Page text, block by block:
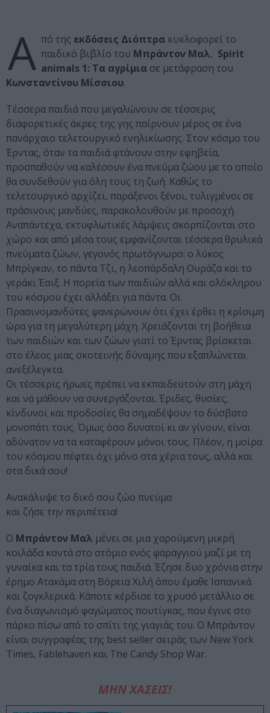
Α πό της εκδόσεις Διόπτρα κυκλοφορεί το
παιδικό βιβλίο του Μπράντον Μαλ, Spirit
animals 1: Τα αγρίμια σε μετάφραση του
Κωνσταντίνου Μίσσιου.
Τέσσερα παιδιά που μεγαλώνουν σε τέσσερις
διαφορετικές άκρες της γης παίρνουν μέρος σε ένα
πανάρχαιο τελετουργικό ενηλικίωσης. Στον κόσμο του
Έρντας, όταν τα παιδιά φτάνουν στην εφηβεία,
προσπαθούν να καλέσουν ένα πνεύμα ζώου με το οποίο
θα συνδεθούν για όλη τους τη ζωή. Καθώς το
τελετουργικό αρχίζει, παράξενοι ξένοι, τυλιγμένοι σε
πράσινους μανδύες, παρακολουθούν με προσοχή.
Αναπάντεχα, εκτυφλωτικές λάμψεις σκορπίζονται στο
χώρο και από μέσα τους εμφανίζονται τέσσερα θρυλικά
πνεύματα ζώων, γεγονός πρωτόγνωρο: ο λύκος
Μπρίγκαν, το πάντα Τζι, η λεοπάρδαλη Ουράζα και το
γεράκι Έσιξ. Η πορεία των παιδιών αλλά και ολόκληρου
του κόσμου έχει αλλάξει για πάντα. Οι
Πρασινομανδύτες φανερώνουν ότι έχει έρθει η κρίσιμη
ώρα για τη μεγαλύτερη μάχη. Χρειάζονται τη βοήθεια
των παιδιών και των ζώων γιατί το Έρντας βρίσκεται
στο έλεος μιας σκοτεινής δύναμης που εξαπλώνεται
ανεξέλεγκτα.
Οι τέσσερις ήρωες πρέπει να εκπαιδευτούν στη μάχη
και να μάθουν να συνεργάζονται. Έριδες, θυσίες,
κίνδυνοι και προδοσίες θα σημαδέψουν το δύσβατο
μονοπάτι τους. Όμως όσο δυνατοί κι αν γίνουν, είναι
αδύνατον να τα καταφέρουν μόνοι τους. Πλέον, η μοίρα
του κόσμου πέφτει όχι μόνο στα χέρια τους, αλλά και
στα δικά σου!
Ανακάλυψε το δικό σου ζώο πνεύμα
και ζήσε την περιπέτεια!
Ο Μπράντον Μαλ μένει σε μια χαρούμενη μικρή
κοιλάδα κοντά στο στόμιο ενός φαραγγιού μαζί με τη
γυναίκα και τα τρία τους παιδιά. Έζησε δυο χρόνια στην
έρημο Ατακάμα στη Βόρεια Χιλή όπου έμαθε Ισπανικά
και ζογκλερικά. Κάποτε κέρδισε το χρυσό μετάλλιο σε
ένα διαγωνισμό φαγώματος πουτίγκας, που έγινε στο
πάρκο πίσω από το σπίτι της γιαγιάς του. Ο Μπράντον
είναι συγγραφέας της best seller σειράς των New York
Times, Fablehaven και The Candy Shop War.
ΜΗΝ ΧΑΣΕΙΣ!